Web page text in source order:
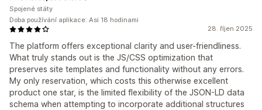
28. říjen 2025
The platform offers exceptional clarity and user-friendliness.
What truly stands out is the JS/CSS optimization that
preserves site templates and functionality without any errors.
My only reservation, which costs this otherwise excellent
product one star, is the limited flexibility of the JSON-LD data
schema when attempting to incorporate additional structures
Spojené státy
Doba používání aplikace: Asi 18 hodinami